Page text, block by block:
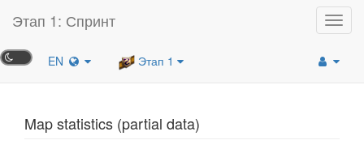
Этап 1: Спринт
EN Этап 1
Map statistics (partial data)